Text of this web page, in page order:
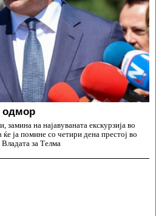
одмор
на најавуваната екскурзија во
ќе ја помине со четири дена престој во
за Телма